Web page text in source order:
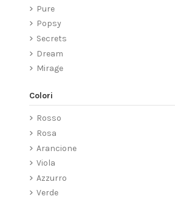
Pure
Popsy
Secrets
Dream
Mirage
Colori
Rosso
Rosa
Arancione
Viola
Azzurro
Verde